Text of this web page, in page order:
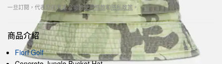
一旦訂閱，代表您同意本公司的使用條款和隱私政策 。
商品介紹
Fiori Golf